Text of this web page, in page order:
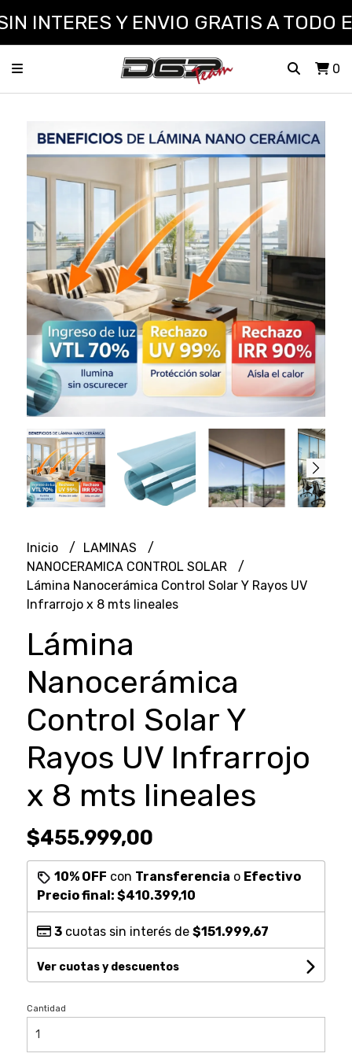
Y ENVIO GRATIS A TODO
0
Inicio
LAMINAS
NANOCERAMICA CONTROL SOLAR
Lámina Nanocerámica Control Solar Y Rayos UV
Infrarrojo x 8 mts lineales
Lámina
Nanocerámica
Control Solar Y
Rayos UV Infrarrojo
x 8 mts lineales
$455.999,00
10% OFF con Transferencia o Efectivo
Precio final: $410.399,10
3cuotas sin interés de $151.999,67
Ver cuotas y descuentos
Cantidad